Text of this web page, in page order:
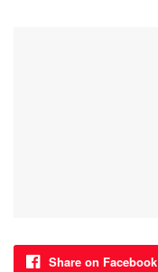
Share on Facebook